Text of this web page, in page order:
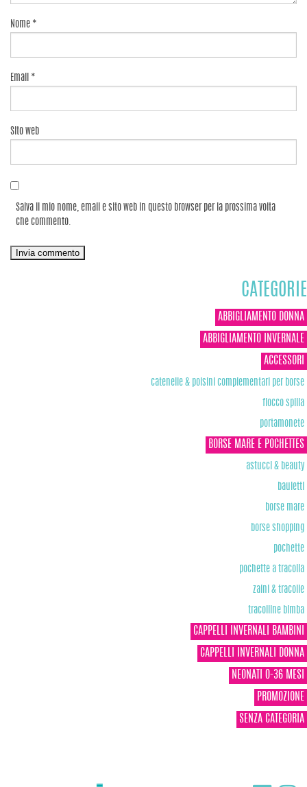
Nome *
Email *
Sito web
Salva il mio nome, email e sito web in questo browser per la prossima volta
che commento.
CATEGORIE
ABBIGLIAMENTO DONNA
ABBIGLIAMENTO INVERNALE
ACCESSORI
catenelle & polsini complementari per borse
fiocco spilla
portamonete
BORSE MARE E POCHETTES
astucci & beauty
bauletti
borse mare
borse shopping
pochette
pochette a tracolla
zaini & tracolle
tracolline bimba
CAPPELLI INVERNALI BAMBINI
CAPPELLI INVERNALI DONNA
NEONATI 0-36 MESI
PROMOZIONE
SENZA CATEGORIA